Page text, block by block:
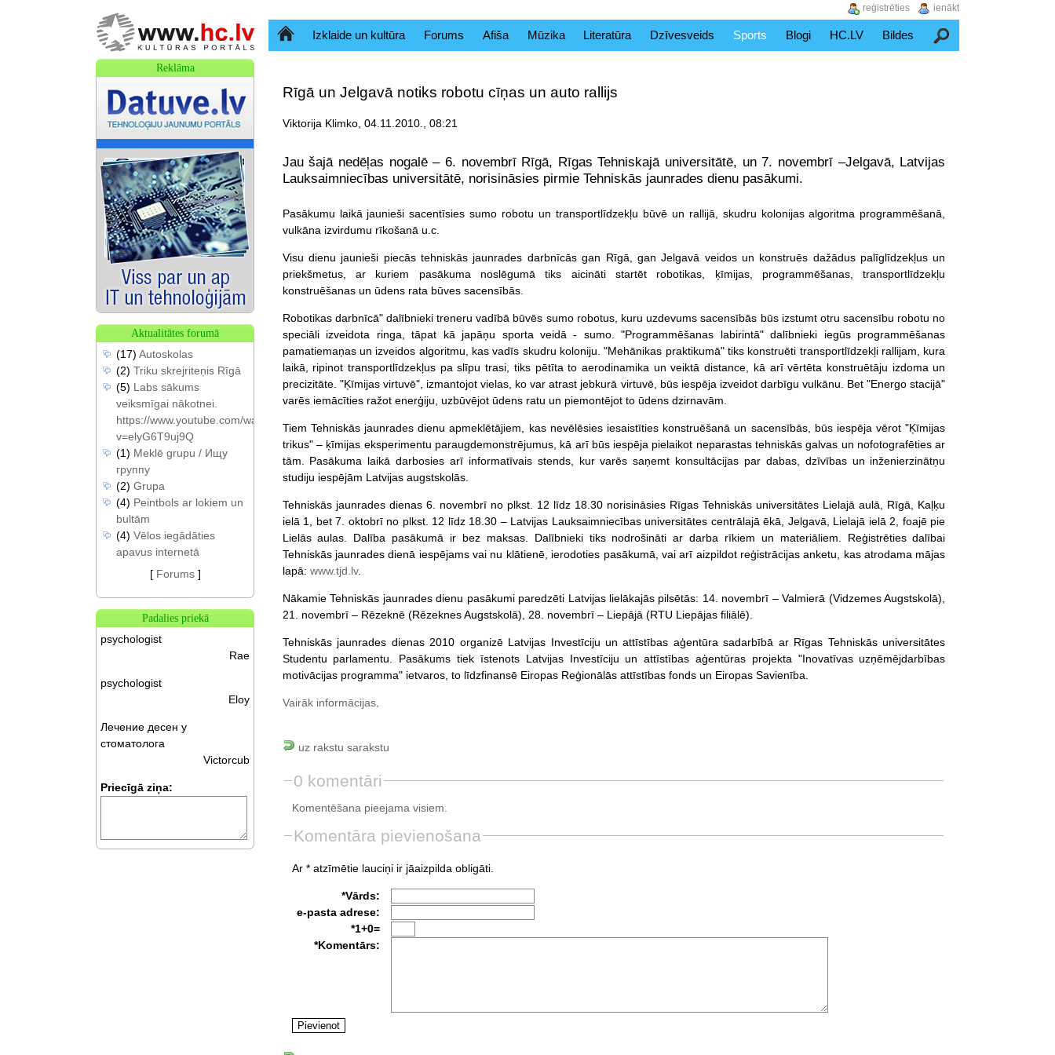
SākumlapaIzklaide un kultūra Forums Afiša Mūzika Literatūra Dzīvesveids Sports Blogi HC.LV Bildes Meklēšana
Rīgā un Jelgavā notiks robotu cīņas un auto rallijs
Viktorija Klimko, 04.11.2010., 08:21
Jau šajā nedēļas nogalē – 6. novembrī Rīgā, Rīgas Tehniskajā universitātē, un 7. novembrī –Jelgavā, Latvijas
Lauksaimniecības universitātē, norisināsies pirmie Tehniskās jaunrades dienu pasākumi.
Pasākumu laikā jaunieši sacentīsies sumo robotu un transportlīdzekļu būvē un rallijā, skudru kolonijas algoritma programmēšanā,
vulkāna izvirdumu rīkošanā u.c.
Visu dienu jaunieši piecās tehniskās jaunrades darbnīcās gan Rīgā, gan Jelgavā veidos un konstruēs dažādus palīglīdzekļus un
priekšmetus, ar kuriem pasākuma noslēgumā tiks aicināti startēt robotikas, ķīmijas, programmēšanas, transportlīdzekļu
konstruēšanas un ūdens rata būves sacensībās.
Robotikas darbnīcā" dalībnieki treneru vadībā būvēs sumo robotus, kuru uzdevums sacensībās būs izstumt otru sacensību robotu no
speciāli izveidota ringa, tāpat kā japāņu sporta veidā - sumo. "Programmēšanas labirintā" dalībnieki iegūs programmēšanas
pamatiemaņas un izveidos algoritmu, kas vadīs skudru koloniju. "Mehānikas praktikumā" tiks konstruēti transportlīdzekļi rallijam, kura
laikā, ripinot transportlīdzekļus pa slīpu trasi, tiks pētīta to aerodinamika un veiktā distance, kā arī vērtēta konstruētāju izdoma un
precizitāte. "Ķīmijas virtuvē", izmantojot vielas, ko var atrast jebkurā virtuvē, būs iespēja izveidot darbīgu vulkānu. Bet "Energo stacijā"
varēs iemācīties ražot enerģiju, uzbūvējot ūdens ratu un piemontējot to ūdens dzirnavām.
Tiem Tehniskās jaunrades dienu apmeklētājiem, kas nevēlēsies iesaistīties konstruēšanā un sacensībās, būs iespēja vērot "Ķīmijas
trikus" – ķīmijas eksperimentu paraugdemonstrējumus, kā arī būs iespēja pielaikot neparastas tehniskās galvas un nofotografēties ar
tām. Pasākuma laikā darbosies arī informatīvais stends, kur varēs saņemt konsultācijas par dabas, dzīvības un inženierzinātņu
studiju iespējām Latvijas augstskolās.
Tehniskās jaunrades dienas 6. novembrī no plkst. 12 līdz 18.30 norisināsies Rīgas Tehniskās universitātes Lielajā aulā, Rīgā, Kaļķu
ielā 1, bet 7. oktobrī no plkst. 12 līdz 18.30 – Latvijas Lauksaimniecības universitātes centrālajā ēkā, Jelgavā, Lielajā ielā 2, foajē pie
Lielās aulas. Dalība pasākumā ir bez maksas. Dalībnieki tiks nodrošināti ar darba rīkiem un materiāliem. Reģistrēties dalībai
Tehniskās jaunrades dienā iespējams vai nu klātienē, ierodoties pasākumā, vai arī aizpildot reģistrācijas anketu, kas atrodama mājas
lapā: www.tjd.lv.
Nākamie Tehniskās jaunrades dienu pasākumi paredzēti Latvijas lielākajās pilsētās: 14. novembrī – Valmierā (Vidzemes Augstskolā),
21. novembrī – Rēzeknē (Rēzeknes Augstskolā), 28. novembrī – Liepājā (RTU Liepājas filiālē).
Tehniskās jaunrades dienas 2010 organizē Latvijas Investīciju un attīstības aģentūra sadarbībā ar Rīgas Tehniskās universitātes
Studentu parlamentu. Pasākums tiek īstenots Latvijas Investīciju un attīstības aģentūras projekta "Inovatīvas uzņēmējdarbības
motivācijas programma" ietvaros, to līdzfinansē Eiropas Reģionālās attīstības fonds un Eiropas Savienība.
Vairāk informācijas.
uz rakstu sarakstu
0 komentāri
Komentēšana pieejama visiem.
Komentāra pievienošana
Ar * atzīmētie lauciņi ir jāaizpilda obligāti.
*Vārds:
e-pasta adrese:
*1+0=
*Komentārs:
Reklāma
Aktualitātes forumā
(17) Autoskolas
(2) Triku skrejriteņis Rīgā
(5) Labs sākums
veiksmīgai nākotnei.
https://www.youtube.com/watch?
v=elyG6T9uj9Q
(1) Meklē grupu / Ищу
группу
(2) Grupa
(4) Peintbols ar lokiem un
bultām
(4) Vēlos iegādāties
apavus internetā
[ Forums]
Padalies priekā
psychologist
Rae
psychologist
Eloy
Лечение десен у
стоматолога
Victorcub
Priecīgā ziņa:
ienākt
reģistrēties